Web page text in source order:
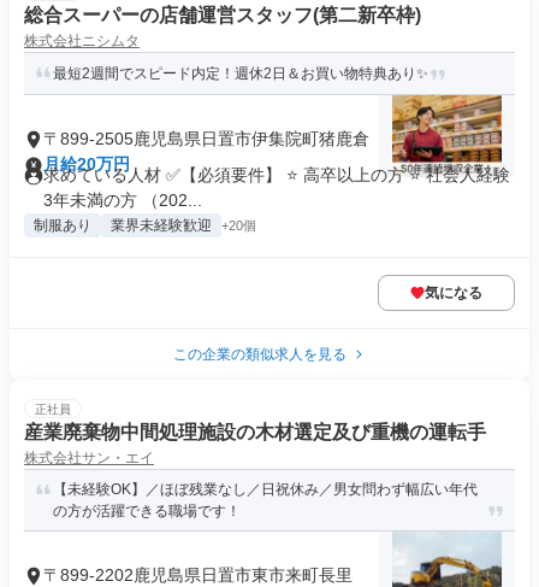
総合スーパーの店舗運営スタッフ(第二新卒枠)
株式会社ニシムタ
最短2週間でスピード内定！週休2日＆お買い物特典あり✨
〒899-2505鹿児島県日置市伊集院町猪鹿倉
月給20万円
求めている人材 ✅【必須要件】 ⭐ 高卒以上の方 ⭐ 社会人経験
3年未満の方 （202...
制服あり 業界未経験歓迎 +20個
気になる
この企業の類似求人を見る
正社員
産業廃棄物中間処理施設の木材選定及び重機の運転手
株式会社サン・エイ
【未経験OK】／ほぼ残業なし／日祝休み／男女問わず幅広い年代
の方が活躍できる職場です！
〒899-2202鹿児島県日置市東市来町長里